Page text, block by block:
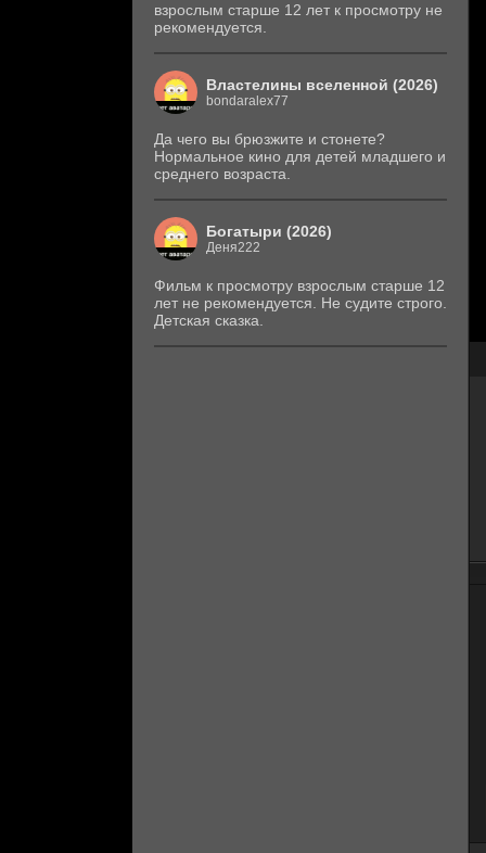
взрослым старше 12 лет к просмотру не
рекомендуется.
Властелины вселенной (2026)
bondaralex77
Да чего вы брюзжите и стонете?
Нормальное кино для детей младшего и
среднего возраста.
Богатыри (2026)
Деня222
Фильм к просмотру взрослым старше 12
лет не рекомендуется. Не судите строго.
Детская сказка.